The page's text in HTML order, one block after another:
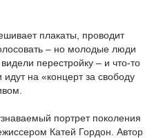
плакаты, проводит
– но молодые люди
перестройку – и что-то
на «концерт за свободу
портрет поколения
Катей Гордон. Автор